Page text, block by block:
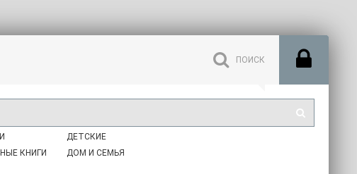
КНИГИ
ДЕТСКИЕ
ДОМ И СЕМЬЯ